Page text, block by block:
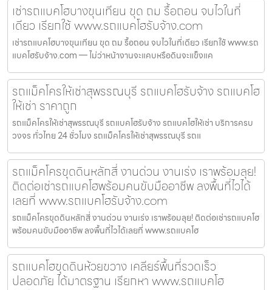
เช่ารถแบคโฮบางขุนเทียน ขุด ถม รื้อถอน จบไวในที่
เดียว เรียกใช้ www.รถแบคโฮรับจ้าง.com
เช่ารถแบคโฮบางขุนเทียน ขุด ถม รื้อถอน จบไวในที่เดียว เรียกใช้ www.รถ
แบคโฮรับจ้าง.com — ไม่ว่าหน้างานจะแคบหรือดินจะแข็งแค
รถแม็คโครให้เช่าสุพรรณบุรี รถแบคโฮรับจ้าง รถแบคโฮ
ให้เช่า ราคาถูก
รถแม็คโครให้เช่าสุพรรณบุรี รถแบคโฮรับจ้าง รถแบคโฮให้เช่า บริการครบ
วงจร ทั่วไทย 24 ชั่วโมง รถแม็คโครให้เช่าสุพรรณบุรี รถแ
รถแม็คโครขุดดินหลักสี่ งานด่วน งานเร่ง เราพร้อมลุย!
ติดต่อเช่ารถแบคโฮพร้อมคนขับมืออาชีพ ลงพื้นที่ไวได้
เลยที่ www.รถแบคโฮรับจ้าง.com
รถแม็คโครขุดดินหลักสี่ งานด่วน งานเร่ง เราพร้อมลุย! ติดต่อเช่ารถแบคโฮ
พร้อมคนขับมืออาชีพ ลงพื้นที่ไวได้เลยที่ www.รถแบคโฮ
รถแบคโฮขุดดินห้วยขวาง เคลียร์พื้นที่รวดเร็ว
ปลอดภัย ได้มาตรฐาน เรียกหา www.รถแบคโฮ